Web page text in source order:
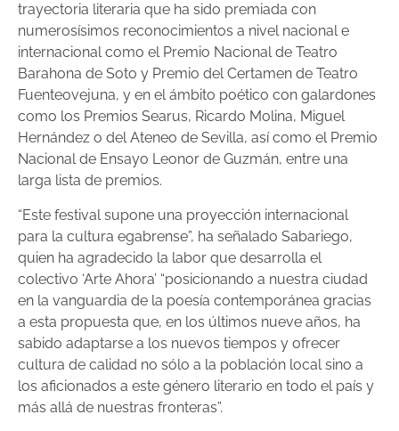
trayectoria literaria que ha sido premiada con
numerosísimos reconocimientos a nivel nacional e
internacional como el Premio Nacional de Teatro
Barahona de Soto y Premio del Certamen de Teatro
Fuenteovejuna, y en el ámbito poético con galardones
como los Premios Searus, Ricardo Molina, Miguel
Hernández o del Ateneo de Sevilla, así como el Premio
Nacional de Ensayo Leonor de Guzmán, entre una
larga lista de premios.
“Este festival supone una proyección internacional
para la cultura egabrense”, ha señalado Sabariego,
quien ha agradecido la labor que desarrolla el
colectivo ‘Arte Ahora’ “posicionando a nuestra ciudad
en la vanguardia de la poesía contemporánea gracias
a esta propuesta que, en los últimos nueve años, ha
sabido adaptarse a los nuevos tiempos y ofrecer
cultura de calidad no sólo a la población local sino a
los aficionados a este género literario en todo el país y
más allá de nuestras fronteras”.